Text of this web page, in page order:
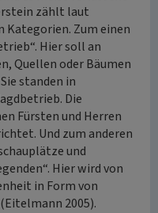
zählt laut
Kategorien. Zum einen
Hier soll an
Quellen oder Bäumen
standen in
Die
Fürsten und Herren
Und zum anderen
und
Hier wird von
in Form von
2005).